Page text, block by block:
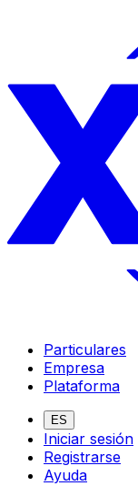
Particulares
Empresa
Plataforma
ES
Iniciar sesión
Registrarse
Ayuda